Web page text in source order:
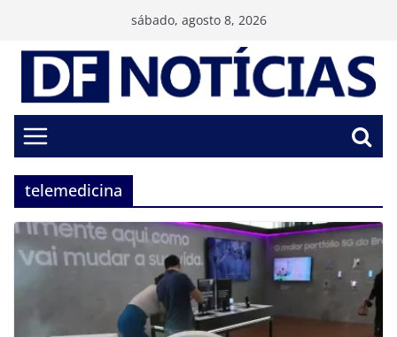
conteúdo
sábado, agosto 8, 2026
telemedicina